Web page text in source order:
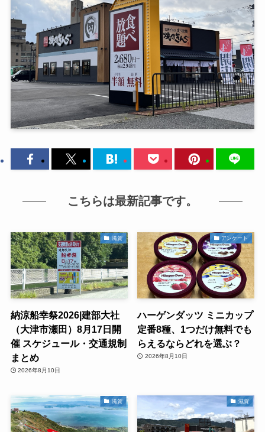
こちらは最新記事です。
滋賀
納涼船幸祭2026|建部大社
（大津市瀬田）8月17日開
催 スケジュール・交通規制
まとめ
2026年8月10日
アンケート
ハーゲンダッツ ミニカップ
定番8種、1つだけ無料でも
らえるならどれを選ぶ？
2026年8月10日
滋賀 滋賀